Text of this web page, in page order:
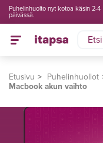
Puhelinhuolto nyt kotoa käsin 2-4
päivässä.
Etusivu Puhelinhuollot
Macbook akun vaihto